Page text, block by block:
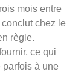
mois entre
chez le
règle.
ce qui
à une